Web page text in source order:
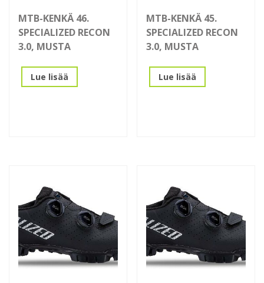
MTB-KENKÄ 46.
SPECIALIZED RECON
3.0, MUSTA
Lue lisää
MTB-KENKÄ 45.
SPECIALIZED RECON
3.0, MUSTA
Lue lisää